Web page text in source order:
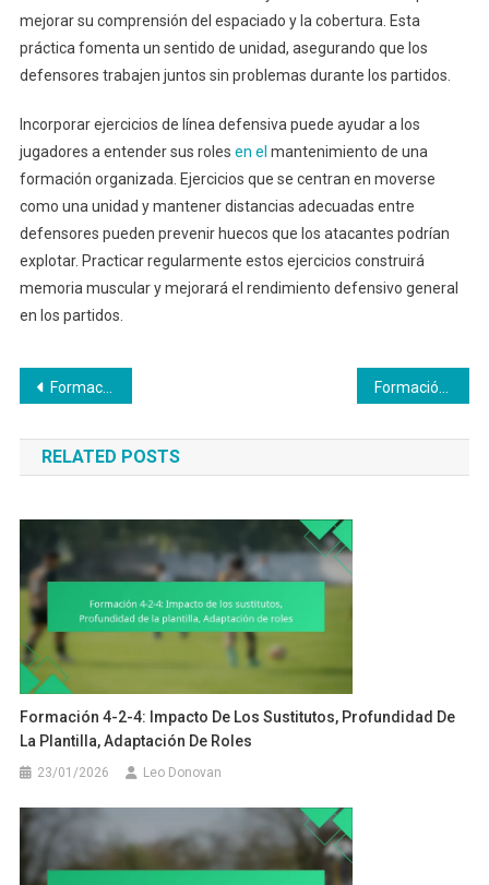
mejorar su comprensión del espaciado y la cobertura. Esta
práctica fomenta un sentido de unidad, asegurando que los
defensores trabajen juntos sin problemas durante los partidos.
Incorporar ejercicios de línea defensiva puede ayudar a los
jugadores a entender sus roles en el mantenimiento de una
formación organizada. Ejercicios que se centran en moverse
como una unidad y mantener distancias adecuadas entre
defensores pueden prevenir huecos que los atacantes podrían
explotar. Practicar regularmente estos ejercicios construirá
memoria muscular y mejorará el rendimiento defensivo general
en los partidos.
Post
navigation
Formación 4-2-4: Roles de defensa central, Asignaciones de marcaje, Distribución del balón Formación 4-2-4: Sinergia entre jugadores, Habilidades complementarias, Ejecución táctica
RELATED POSTS
Formación 4-2-4: Impacto De Los Sustitutos, Profundidad De
La Plantilla, Adaptación De Roles
23/01/2026 Leo Donovan